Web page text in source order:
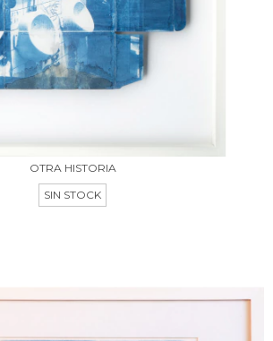
OTRA HISTORIA
SIN STOCK